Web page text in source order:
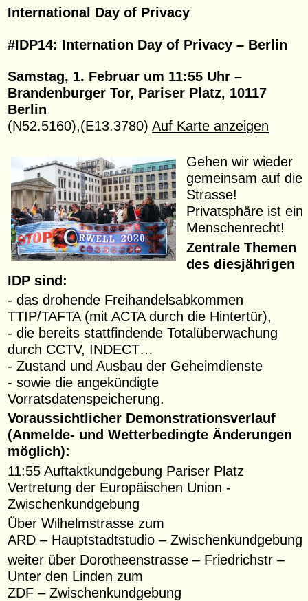
International Day of Privacy
#IDP14: Internation Day of Privacy – Berlin
Samstag, 1. Februar um 11:55 Uhr –
Brandenburger Tor, Pariser Platz, 10117
Berlin
(N52.5160),(E13.3780)Auf Karte anzeigen
Gehen wir wieder
gemeinsam auf die
Strasse!
Privatsphäre ist ein
Menschenrecht!
Zentrale Themen
des diesjährigen
IDP sind:
- das drohende Freihandelsabkommen
TTIP/TAFTA (mit ACTA durch die Hintertür),
- die bereits stattfindende Totalüberwachung
durch CCTV, INDECT…
- Zustand und Ausbau der Geheimdienste
- sowie die angekündigte
Vorratsdatenspeicherung.
Voraussichtlicher Demonstrationsverlauf
(Anmelde- und Wetterbedingte Änderungen
möglich):
11:55 Auftaktkundgebung Pariser Platz
Vertretung der Europäischen Union -
Zwischenkundgebung
Über Wilhelmstrasse zum
ARD – Hauptstadtstudio – Zwischenkundgebung
weiter über Dorotheenstrasse – Friedrichstr –
Unter den Linden zum
ZDF – Zwischenkundgebung